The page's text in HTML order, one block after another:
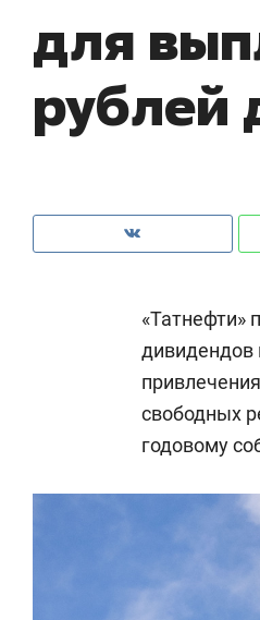
для
рублей
«Татнефти»
дивидендов
свободных
годовому
рынки,
чем
Рекомендуем
Как ГК «МИР ГРУПП» и
создают оазис